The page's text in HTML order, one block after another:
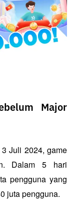
Major
Juli 2024, game
Dalam 5 hari
pengguna yang
juta pengguna.